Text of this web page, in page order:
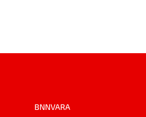
BNNVARA